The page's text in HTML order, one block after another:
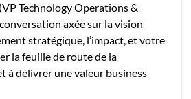
Technology Operations &
axée sur la vision
stratégique, l’impact, et votre
la feuille de route de la
à délivrer une valeur business